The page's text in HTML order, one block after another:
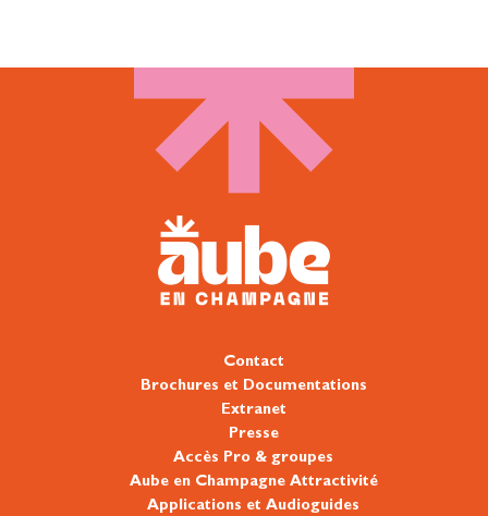
Contact
Brochures et Documentations
Extranet
Presse
Accès Pro & groupes
Aube en Champagne Attractivité
Applications et Audioguides